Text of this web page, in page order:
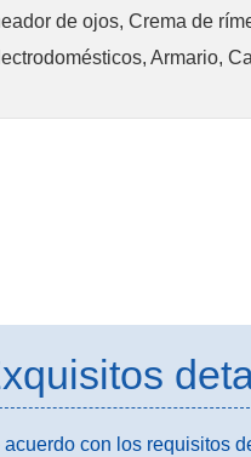
de ojos, Crema de
Armario,
acuerdo con los requisitos